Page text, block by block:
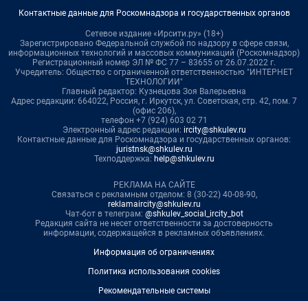
Контактные данные для Роскомнадзора и государственных органов
Сетевое издание «Ирсити.ру» (18+)
Зарегистрировано Федеральной службой по надзору в сфере связи,
информационных технологий и массовых коммуникаций (Роскомнадзор)
Регистрационный номер ЭЛ № ФС 77 – 83655 от 26.07.2022 г.
Учредитель: Общество с ограниченной ответственностью "ИНТЕРНЕТ
ТЕХНОЛОГИИ"
Главный редактор: Кузнецова Зоя Валерьевна
Адрес редакции: 664022, Россия, г. Иркутск, ул. Советская, стр. 42, пом. 7
(офис 206),
телефон +7 (924) 603 02 71
Электронный адрес редакции: ircity@shkulev.ru
Контактные данные для Роскомнадзора и государственных органов:
juristnsk@shkulev.ru
Техподдержка: help@shkulev.ru
РЕКЛАМА НА САЙТЕ
Связаться с рекламным отделом: 8 (30-22) 40-08-90,
reklamaircity@shkulev.ru
Чат-бот в телеграм: @shkulev_social_ircity_bot
Редакция сайта не несет ответственности за достоверность
информации, содержащейся в рекламных объявлениях.
Информация об ограничениях
Политика использования cookies
Рекомендательные системы